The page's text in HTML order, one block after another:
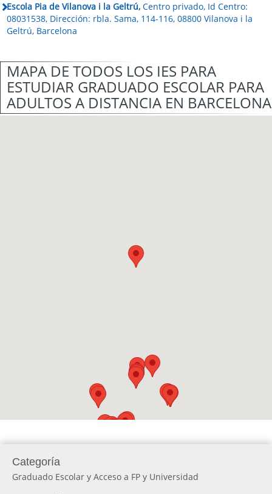
Escola Pia de Vilanova i la Geltrú, Centro privado, Id Centro:
08031538, Dirección: rbla. Sama, 114-116, 08800 Vilanova i la
Geltrú, Barcelona
MAPA DE TODOS LOS IES PARA
ESTUDIAR GRADUADO ESCOLAR PARA
ADULTOS A DISTANCIA EN BARCELONA
Categoría
Graduado Escolar y Acceso a FP y Universidad